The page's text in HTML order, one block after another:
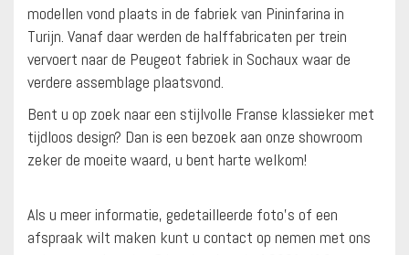
modellen vond plaats in de fabriek van Pininfarina in
Turijn. Vanaf daar werden de halffabricaten per trein
vervoert naar de Peugeot fabriek in Sochaux waar de
verdere assemblage plaatsvond.
Bent u op zoek naar een stijlvolle Franse klassieker met
tijdloos design? Dan is een bezoek aan onze showroom
zeker de moeite waard, u bent harte welkom!
Als u meer informatie, gedetailleerde foto’s of een
afspraak wilt maken kunt u contact op nemen met ons